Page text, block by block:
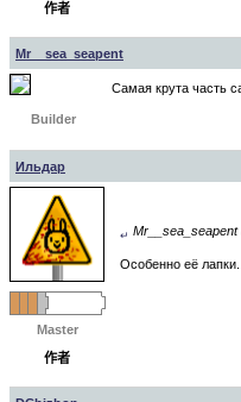
作者
Mr__sea_seapent
Builder
Самая крута часть
Ильдар
Master
作者
↵ Mr__sea_seapent
Особенно её лапки.